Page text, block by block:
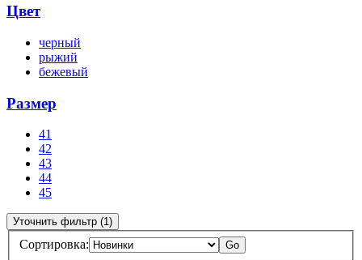
Цвет
черный
рыжий
бежевый
Размер
41
42
43
44
45
Уточнить фильтр (1)
Сортировка: Go